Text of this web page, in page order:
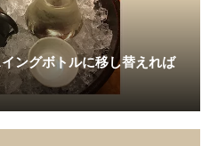
ングボトルに移し替えれば